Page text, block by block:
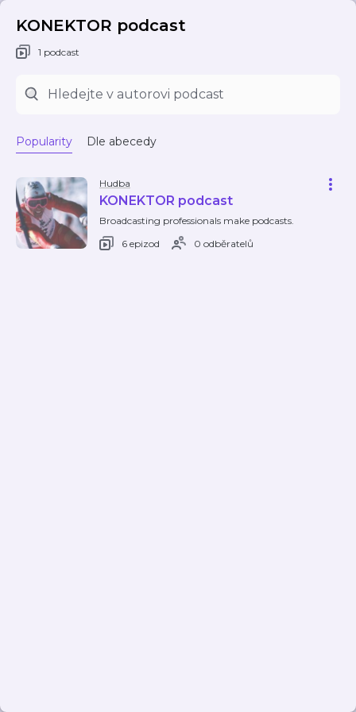
KONEKTOR podcast
1 podcast
Popularity Dle abecedy
Hudba
KONEKTOR podcast
Broadcasting professionals make podcasts.
6 epizod
0 odběratelů